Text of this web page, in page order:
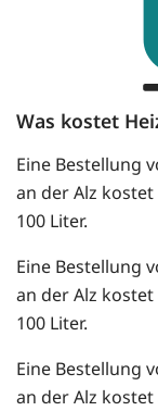
Was kostet
Eine Bestellung
an der Alz
100 Liter.
Eine Bestellung
an der Alz
100 Liter.
Eine Bestellung
an der Alz